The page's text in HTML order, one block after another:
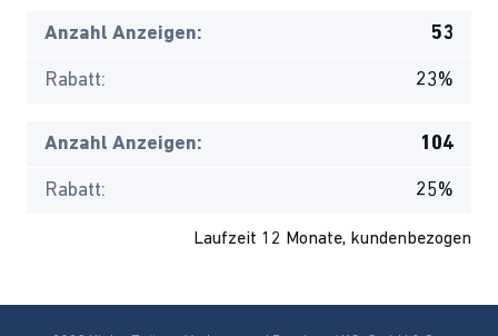
Anzahl Anzeigen: 53
Rabatt: 23%
Anzahl Anzeigen: 104
Rabatt: 25%
Laufzeit 12 Monate, kundenbezogen